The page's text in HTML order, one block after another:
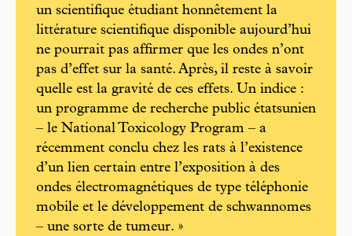
un scientifique étudiant honnêtement la
littérature scientifique disponible aujourd’hui
ne pourrait pas affirmer que les ondes n’ont
pas d’effet sur la santé. Après, il reste à savoir
quelle est la gravité de ces effets. Un indice :
un programme de recherche public étatsunien
– le National Toxicology Program – a
récemment conclu chez les rats à l’existence
d’un lien certain entre l’exposition à des
ondes électromagnétiques de type téléphonie
mobile et le développement de schwannomes
– une sorte de tumeur. »